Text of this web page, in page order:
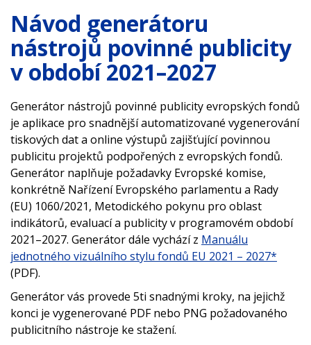
Návod generátoru
nástrojů povinné publicity
v období 2021–2027
Generátor nástrojů povinné publicity evropských fondů
je aplikace pro snadnější automatizované vygenerování
tiskových dat a online výstupů zajišťující povinnou
publicitu projektů podpořených z evropských fondů.
Generátor naplňuje požadavky Evropské komise,
konkrétně Nařízení Evropského parlamentu a Rady
(EU) 1060/2021, Metodického pokynu pro oblast
indikátorů, evaluací a publicity v programovém období
2021–2027. Generátor dále vychází z Manuálu
jednotného vizuálního stylu fondů EU 2021 – 2027*
(PDF).
Generátor vás provede 5ti snadnými kroky, na jejichž
konci je vygenerované PDF nebo PNG požadovaného
publicitního nástroje ke stažení.